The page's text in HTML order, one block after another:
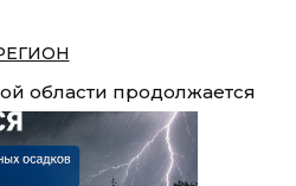
области продолжается